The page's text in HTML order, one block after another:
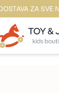
ZA SVE